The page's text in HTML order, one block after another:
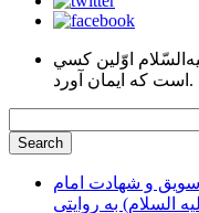
اوّلين كسي
است كه ايمان آورد.
و شهادت امام
السلام) به روایتی